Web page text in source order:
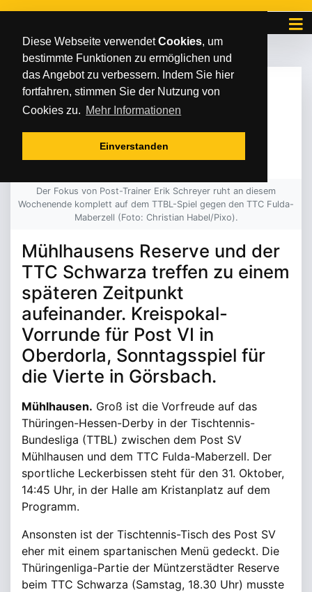
Diese Webseite verwendetCookies, um
bestimmte Funktionen zu ermöglichen und
das Angebot zu verbessern. Indem Sie hier
fortfahren, stimmen Sie der Nutzung von
Cookies zu. Mehr Informationen
Einverstanden
FREITAG 29 Oktober 2021
SPIELVERLEGUNG IN
DER THÜRINGENLIGA
Der Fokus von Post-Trainer Erik Schreyer ruht an diesem
Wochenende komplett auf dem TTBL-Spiel gegen den TTC Fulda-
Maberzell (Foto: Christian Habel/Pixo).
Mühlhausens Reserve und der
TTC Schwarza treffen zu einem
späteren Zeitpunkt
aufeinander. Kreispokal-
Vorrunde für Post VI in
Oberdorla, Sonntagsspiel für
die Vierte in Görsbach.
Mühlhausen. Groß ist die Vorfreude auf das
Thüringen-Hessen-Derby in der Tischtennis-
Bundesliga (TTBL) zwischen dem Post SV
Mühlhausen und dem TTC Fulda-Maberzell. Der
sportliche Leckerbissen steht für den 31. Oktober,
14:45 Uhr, in der Halle am Kristanplatz auf dem
Programm.
Ansonsten ist der Tischtennis-Tisch des Post SV
eher mit einem spartanischen Menü gedeckt. Die
Thüringenliga-Partie der Müntzerstädter Reserve
beim TTC Schwarza (Samstag, 18.30 Uhr) musste